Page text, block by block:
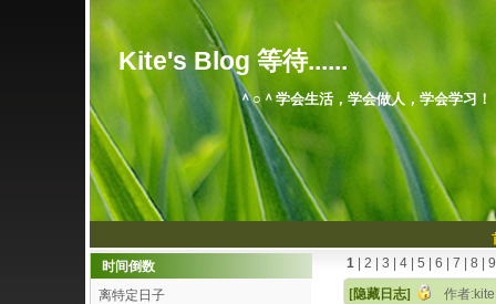
Kite's Blog 等待......
＾○＾学会生活，学会做人，学会学习！
1
2 3 4 5 6 7 8
9
[隐藏日志]
作者
时间倒数
离特定日子